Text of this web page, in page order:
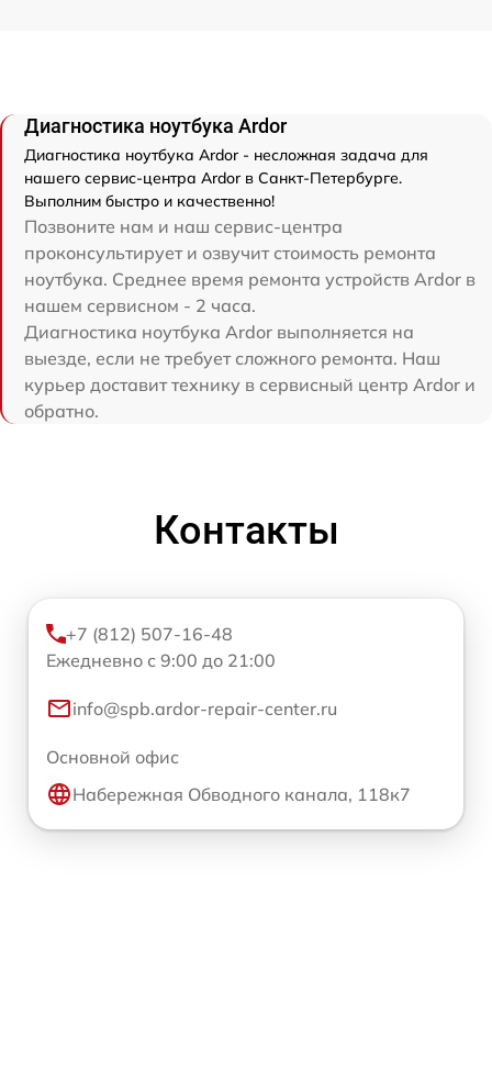
Диагностика ноутбука Ardor
Диагностика ноутбука Ardor - несложная задача для
нашего сервис-центра Ardor в Санкт-Петербурге.
Выполним быстро и качественно!
Позвоните нам и наш сервис-центра
проконсультирует и озвучит стоимость ремонта
ноутбука. Среднее время ремонта устройств Ardor в
нашем сервисном - 2 часа.
Диагностика ноутбука Ardor выполняется на
выезде, если не требует сложного ремонта. Наш
курьер доставит технику в сервисный центр Ardor и
обратно.
Контакты
+7 (812) 507-16-48
Ежедневно с 9:00 до 21:00
info@spb.ardor-repair-center.ru
Основной офис
Набережная Обводного канала, 118к7